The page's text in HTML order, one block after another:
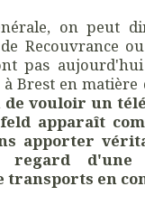
on peut
Recouvrance
pas
Brest en
de vouloir un
apparaît
apporter
d'une
transports en